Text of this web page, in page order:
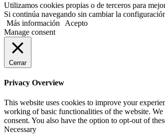
Utilizamos cookies propias o de terceros para
Si continúa navegando sin cambiar la
Más información
Acepto
Manage consent
Cerrar
Privacy Overview
This website uses cookies to improve your
working of basic functionalities of the website.
consent. You also have the option to opt-out of
Necessary